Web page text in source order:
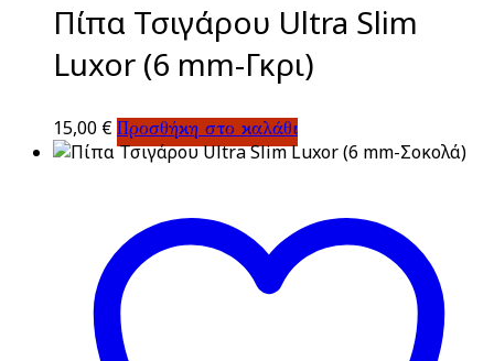
Πίπα Τσιγάρου Ultra Slim
Luxor (6 mm-Γκρι)
15,00 € Προσθήκη στο καλάθι